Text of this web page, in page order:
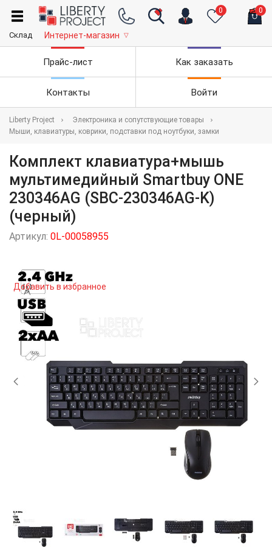
0 0
Склад Интернет-магазин ▽
Прайс-лист Как заказать
Контакты Войти
Liberty Project
Электроника и сопутствующие товары
Мыши, клавиатуры, коврики, подставки под ноутбуки, замки
Комплект клавиатура+мышь
мультимедийный Smartbuy ONE
230346AG (SBC-230346AG-K)
(черный)
Артикул: 0L-00058955
Добавить в избранное